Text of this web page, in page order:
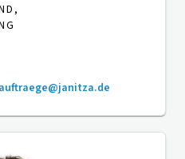
auftraege@janitza.de